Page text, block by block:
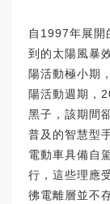
自1997年展開
到的太陽風暴
陽活動極小期
陽活動週期，
黑子，該期間
普及的智慧型
電動車具備自
行，這些理應
彿電離層並不